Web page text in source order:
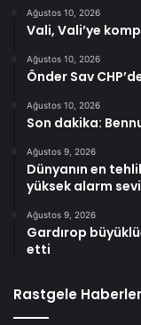
Ağustos 10, 2026
Vali, Vali’ye
Ağustos 10, 2026
Önder Sav
Ağustos 10, 2026
Son dakika:
Ağustos 9, 2026
Dünyanın en
yüksek alarm
Ağustos 9, 2026
Gardırop
etti
Rastgele Haberler